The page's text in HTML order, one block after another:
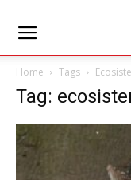
Home Tags
Tag: